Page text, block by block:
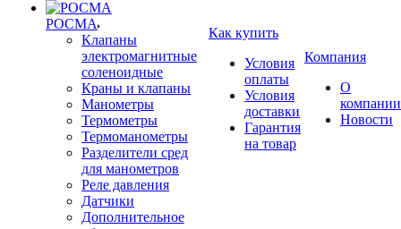
РОСМА
Клапаны
электромагнитные
соленоидные
Краны и клапаны
Манометры
Термометры
Термоманометры
Разделители сред
для манометров
Реле давления
Датчики
Дополнительное
Как купить
Условия
оплаты
Условия
доставки
Гарантия
на товар
Компания
О
компании
Новости